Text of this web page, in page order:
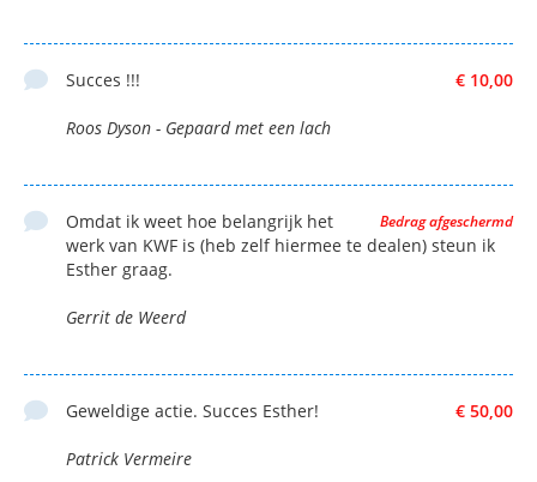
€ 10,00
Succes !!!
Roos Dyson - Gepaard met een lach
Bedrag afgeschermd
Omdat ik weet hoe belangrijk het
werk van KWF is (heb zelf hiermee te dealen) steun ik
Esther graag.
Gerrit de Weerd
€ 50,00
Geweldige actie. Succes Esther!
Patrick Vermeire